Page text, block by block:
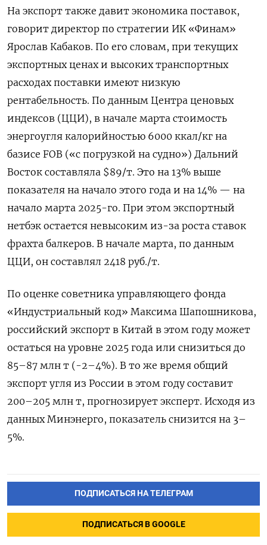
На экспорт также давит экономика поставок,
говорит директор по стратегии ИК «Финам»
Ярослав Кабаков. По его словам, при текущих
экспортных ценах и высоких транспортных
расходах поставки имеют низкую
рентабельность. По данным Центра ценовых
индексов (ЦЦИ), в начале марта стоимость
энергоугля калорийностью 6000 ккал/кг на
базисе FOB («с погрузкой на судно») Дальний
Восток составляла $89/т. Это на 13% выше
показателя на начало этого года и на 14% — на
начало марта 2025-го. При этом экспортный
нетбэк остается невысоким из-за роста ставок
фрахта балкеров. В начале марта, по данным
ЦЦИ, он составлял 2418 руб./т.
По оценке советника управляющего фонда
«Индустриальный код» Максима Шапошникова,
российский экспорт в Китай в этом году может
остаться на уровне 2025 года или снизиться до
85–87 млн т (-2–4%). В то же время общий
экспорт угля из России в этом году составит
200–205 млн т, прогнозирует эксперт. Исходя из
данных Минэнерго, показатель снизится на 3–
5%.
ПОДПИСАТЬСЯ НА ТЕЛЕГРАМ
ПОДПИСАТЬСЯ В GOOGLE